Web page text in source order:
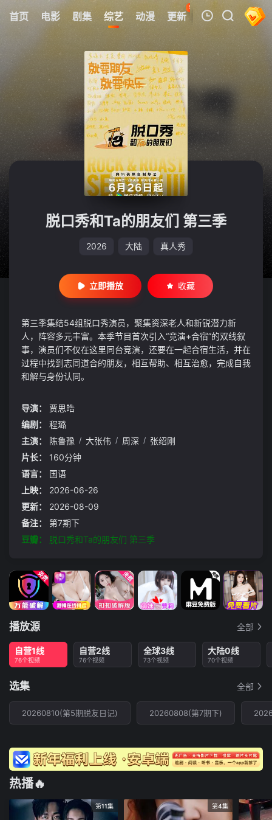
首页 电影 剧集 综艺 动漫 更新
98
热榜 APP
我的观影记录
暂无观看影片的记录
脱口秀和Ta的朋友们 第三季
2026 大陆 真人秀
立即播放 收藏
第三季集结54组脱口秀演员，聚集资深老人和新锐潜力新
人，阵容多元丰富。本季节目首次引入“竞演+合宿”的双线叙
事，演员们不仅在这里同台竞演，还要在一起合宿生活，并在
过程中找到志同道合的朋友，相互帮助、相互治愈，完成自我
和解与身份认同。
导演：
贾思皓
编剧：
程璐
主演：
陈鲁豫 / 大张伟 / 周深 / 张绍刚
片长：
160分钟
语言：
国语
上映：
2026-06-26
更新：
2026-08-09
备注：
第7期下
豆瓣：
脱口秀和Ta的朋友们 第三季
播放源 全部
自营1线
76个视频
自营2线
76个视频
全球3线
73个视频
大陆0线
70个视频
选集 全部
20260810(第5期脱友日记) 20260808(第7期下)
热播🔥
第11集 第4集